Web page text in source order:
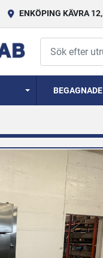
ENKÖPING KÄVRA